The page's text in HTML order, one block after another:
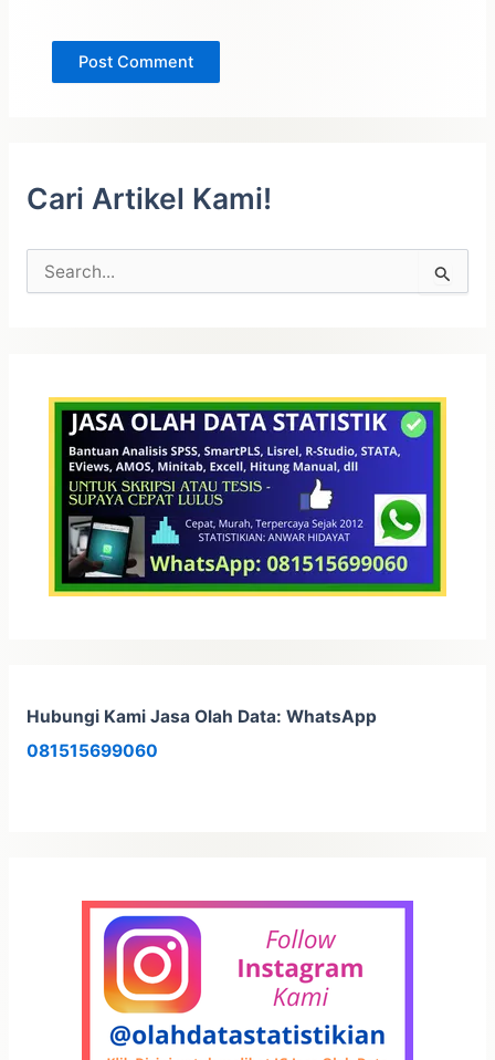
Cari Artikel Kami!
Hubungi Kami Jasa Olah Data: WhatsApp
081515699060